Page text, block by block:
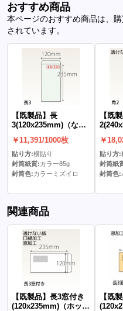
おすすめ商品
本ページのおすすめ商品は、
されています。
【既製品】長
3(120x235mm)（な
￥11,391/1000枚
貼り方:横貼り
封筒紙質:カラー85g
封筒色:カラーミズイロ
【既
￥
貼り方:
封筒紙
封筒色:
関連商品
【既製品】長3窓付き
(120x235mm)（ホット
【既